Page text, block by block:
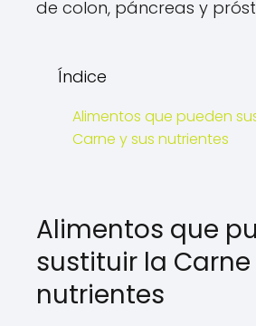
de colon, páncreas y
Índice
Alimentos que pueden
Carne y sus nutrientes
Alimentos que
sustituir la Carne
nutrientes